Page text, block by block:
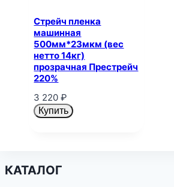
Стрейч пленка
машинная
500мм*23мкм (вес
нетто 14кг)
прозрачная Престрейч
220%
3 220₽
Купить
КАТАЛОГ